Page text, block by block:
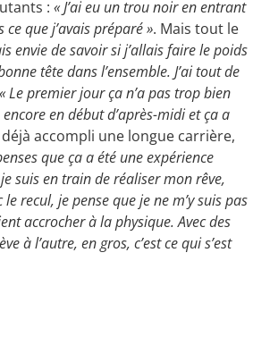
: « J’ai eu un trou noir en entrant
ce que j’avais préparé ». Mais tout le
envie de savoir si j’allais faire le poids
tête dans l’ensemble. J’ai tout de
« Le premier jour ça n’a pas trop bien
en début d’après-midi et ça a
accompli une longue carrière,
que ça a été une expérience
suis en train de réaliser mon rêve,
le recul, je pense que je ne m’y suis pas
accrocher à la physique. Avec des
à l’autre, en gros, c’est ce qui s’est